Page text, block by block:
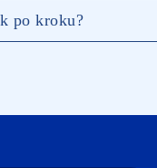
po kroku?